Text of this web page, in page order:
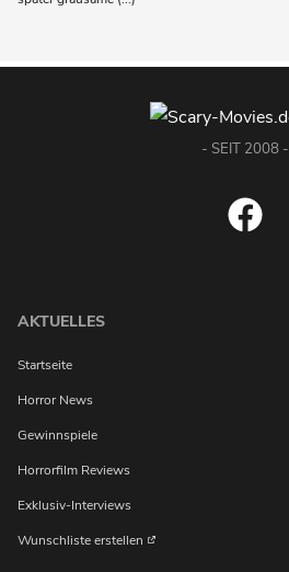
- SEIT 2008 -
AKTUELLES
Startseite
Horror News
Gewinnspiele
Horrorfilm Reviews
Exklusiv-Interviews
Wunschliste erstellen